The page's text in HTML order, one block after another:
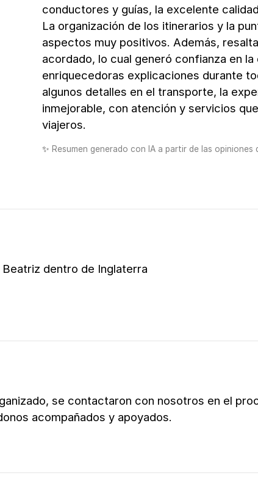
conductores y guías, la excelente
La organización de los itinerarios y la
aspectos muy positivos. Además,
acordado, lo cual generó confianza en
enriquecedoras explicaciones durante
algunos detalles en el transporte, la
inmejorable, con atención y servicios
viajeros.
✨ Resumen generado con IA a partir de las opiniones
Beatriz dentro de Inglaterra
se contactaron con nosotros en el
acompañados y apoyados.